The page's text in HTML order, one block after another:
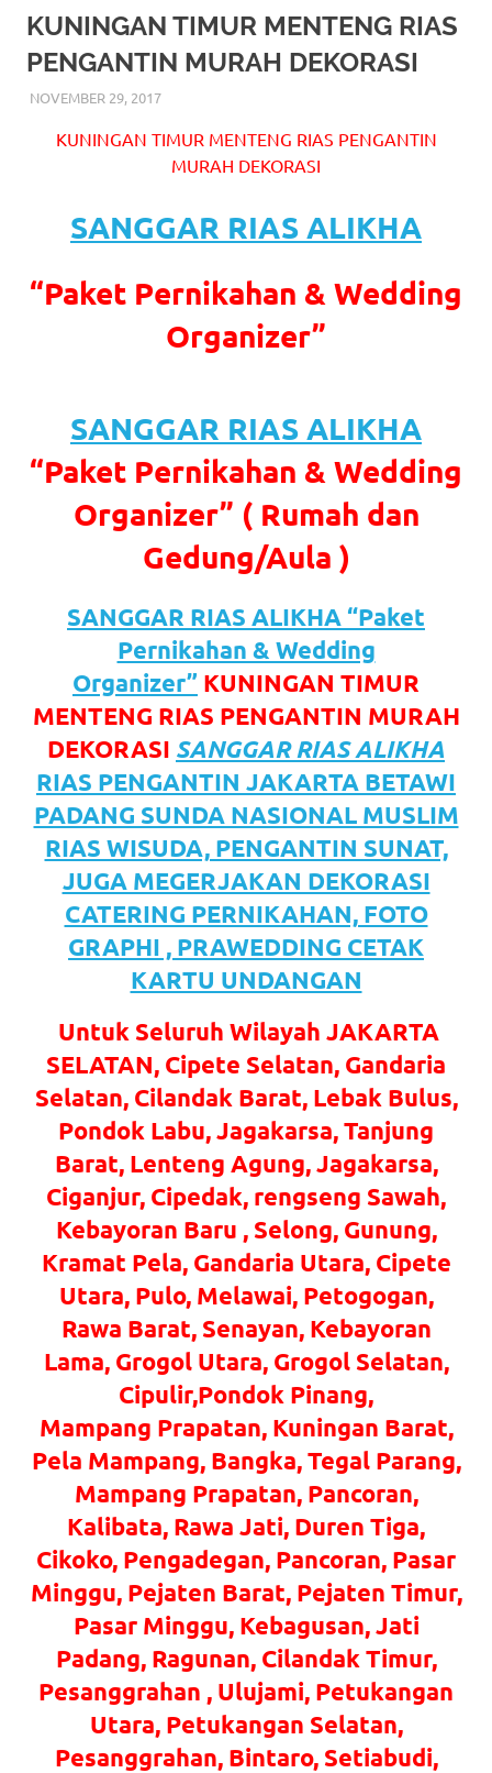
More
hints
rolex
replica.
website
https://www.watchesf.com.
more
about
https://www.watchesb.com.
these
https://
comment
here
replica
watches.
replica
watches.
Hours
Online
replica
rolex.
Discover
Here
loanswatches.com.
Wiht
80%
Discount
replica
watches.
click
KUNINGAN TIMUR MENTENG RIAS
PENGANTIN MURAH DEKORASI
NOVEMBER 29, 2017RIASALIKHA
BEKASI
RIAS PENGANTIN
KUNINGAN TIMUR MENTENG RIAS PENGANTIN
MURAH DEKORASI
SANGGAR RIAS ALIKHA
“Paket Pernikahan & Wedding
Organizer”
SANGGAR RIAS ALIKHA
“Paket Pernikahan & Wedding
Organizer” ( Rumah dan
Gedung/Aula )
SANGGAR RIAS ALIKHA “Paket
Pernikahan & Wedding
Organizer” KUNINGAN TIMUR
MENTENG RIAS PENGANTIN MURAH
DEKORASI SANGGAR RIAS ALIKHA
RIAS PENGANTIN JAKARTA BETAWI
PADANG SUNDA NASIONAL MUSLIM
RIAS WISUDA, PENGANTIN SUNAT,
JUGA MEGERJAKAN DEKORASI
CATERING PERNIKAHAN, FOTO
GRAPHI , PRAWEDDING CETAK
KARTU UNDANGAN
Untuk Seluruh Wilayah JAKARTA
SELATAN, Cipete Selatan, Gandaria
Selatan, Cilandak Barat, Lebak Bulus,
Pondok Labu, Jagakarsa, Tanjung
Barat, Lenteng Agung, Jagakarsa,
Ciganjur, Cipedak, rengseng Sawah,
Kebayoran Baru , Selong, Gunung,
Kramat Pela, Gandaria Utara, Cipete
Utara, Pulo, Melawai, Petogogan,
Rawa Barat, Senayan, Kebayoran
Lama, Grogol Utara, Grogol Selatan,
Cipulir,Pondok Pinang,
Mampang Prapatan, Kuningan Barat,
Pela Mampang, Bangka, Tegal Parang,
Mampang Prapatan, Pancoran,
Kalibata, Rawa Jati, Duren Tiga,
Cikoko, Pengadegan, Pancoran, Pasar
Minggu, Pejaten Barat, Pejaten Timur,
Pasar Minggu, Kebagusan, Jati
Padang, Ragunan, Cilandak Timur,
Pesanggrahan , Ulujami, Petukangan
Utara, Petukangan Selatan,
Pesanggrahan, Bintaro, Setiabudi,